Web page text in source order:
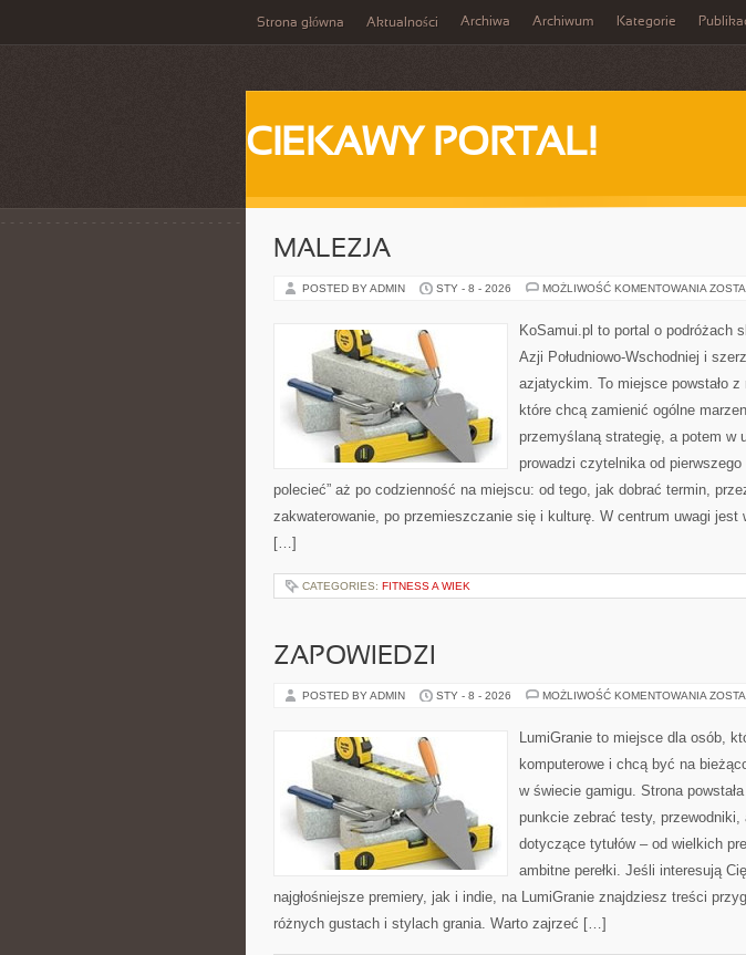
Strona główna Aktualności Archiwa Archiwum Kategorie
CIEKAWY PORTAL!
MALEZJA
POSTED BY ADMIN STY - 8 - 2026 MOŻLIWOŚĆ KOMENTOWANIA
KoSamui.pl to portal o podróżach
Azji Południowo-Wschodniej i
azjatyckim. To miejsce powstało
które chcą zamienić ogólne
przemyślaną strategię, a potem w
prowadzi czytelnika od pierwszego
polecieć” aż po codzienność na miejscu: od tego, jak dobrać termin,
zakwaterowanie, po przemieszczanie się i kulturę. W centrum uwagi jest
[…]
CATEGORIES: FITNESS A WIEK
ZAPOWIEDZI
POSTED BY ADMIN STY - 8 - 2026 MOŻLIWOŚĆ KOMENTOWANIA
LumiGranie to miejsce dla osób,
komputerowe i chcą być na
w świecie gamigu. Strona
punkcie zebrać testy, przewodniki,
dotyczące tytułów – od wielkich
ambitne perełki. Jeśli interesują
najgłośniejsze premiery, jak i indie, na LumiGranie znajdziesz treści
różnych gustach i stylach grania. Warto zajrzeć […]